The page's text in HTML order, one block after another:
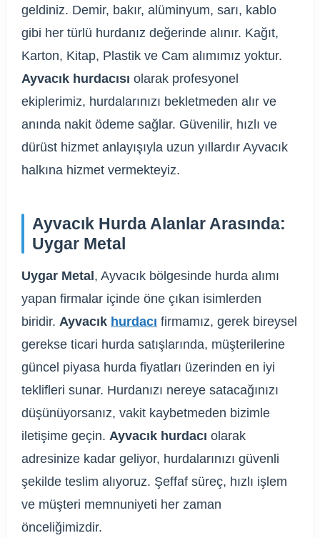
geldiniz. Demir, bakır, alüminyum, sarı, kablo
gibi her türlü hurdanız değerinde alınır. Kağıt,
Karton, Kitap, Plastik ve Cam alımımız yoktur.
Ayvacık hurdacısı olarak profesyonel
ekiplerimiz, hurdalarınızı bekletmeden alır ve
anında nakit ödeme sağlar. Güvenilir, hızlı ve
dürüst hizmet anlayışıyla uzun yıllardır Ayvacık
halkına hizmet vermekteyiz.
Ayvacık Hurda Alanlar Arasında:
Uygar Metal
Uygar Metal , Ayvacık bölgesinde hurda alımı
yapan firmalar içinde öne çıkan isimlerden
biridir. Ayvacık hurdacı firmamız, gerek bireysel
gerekse ticari hurda satışlarında, müşterilerine
güncel piyasa hurda fiyatları üzerinden en iyi
teklifleri sunar. Hurdanızı nereye satacağınızı
düşünüyorsanız, vakit kaybetmeden bizimle
iletişime geçin. Ayvacık hurdacı olarak
adresinize kadar geliyor, hurdalarınızı güvenli
şekilde teslim alıyoruz. Şeffaf süreç, hızlı işlem
ve müşteri memnuniyeti her zaman
önceliğimizdir.